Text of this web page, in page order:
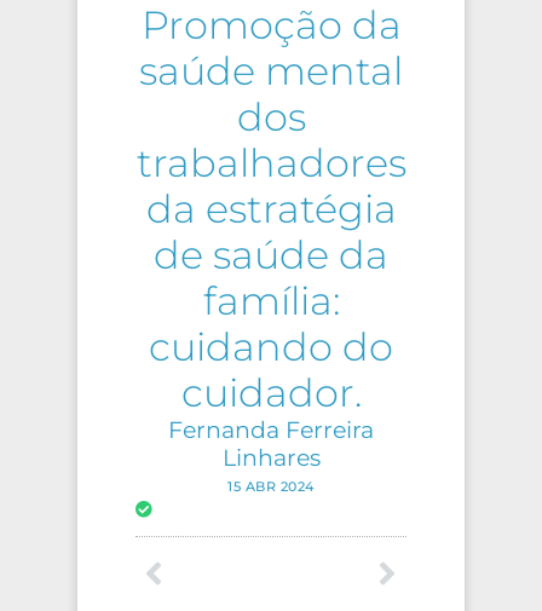
Promoção da
saúde mental
dos
trabalhadores
da estratégia
de saúde da
família:
cuidando do
cuidador.
Fernanda Ferreira
Linhares
15 ABR 2024